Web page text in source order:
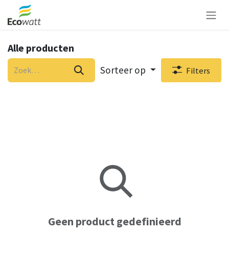
Overslaan naar inhoud
Alle producten
Sorteer op Filters
Geen product gedefinieerd